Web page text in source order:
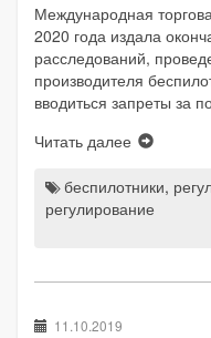
Международная
2020 года издала
расследований,
производителя
вводиться запреты за
Читать далее
беспилотники,
регулирование
11.10.2019